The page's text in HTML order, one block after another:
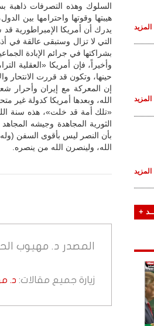
السلوك وهذه التصرفات ذاهبة
هيبتها وقوتها واحترامها بين
يدرك أن أمريكا الإمبراطورية
التي لا تزال وستبقى عالقة في
بشراكتها في جرائم الإبادة
وأخيراً، فإن أمريكا «العقلية
حينها، وتكون قد قررت الانتحار
إن المعركة مع إيران وأحرار
الله، وبعدها أمريكا كدولة غير
«تلك أمة قد خلت»، هذه سنة
الثورية المجاهدة وجيشه
بأن النصر ليس بأقوى السفن (وله
الله، ولينصرن الله من ينصره.
المصدر د. مهيوب
زيارة جميع مقالات: د.
المزيد
المزيد
المزيد
+